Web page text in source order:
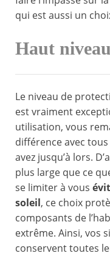
qui est aussi un
Haut
Le niveau de
est vraiment
utilisation, vous
différence avec
avez jusqu’à lors.
plus large que ce
se limiter à vous
soleil, ce choix
composants de
extrême. Ainsi, vos
conservent toutes